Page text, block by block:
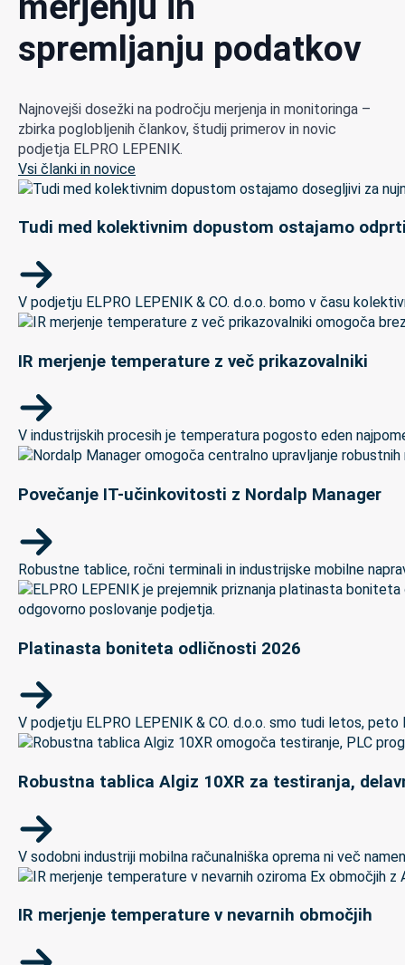
spremljanju podatkov
Najnovejši dosežki na področju merjenja in monitoringa –
zbirka poglobljenih člankov, študij primerov in novic
podjetja ELPRO LEPENIK.
Vsi članki in novice
Tudi med kolektivnim dopustom ostajamo
V podjetju ELPRO LEPENIK & CO. d.o.o. bomo v času
IR merjenje temperature z več prikazovalniki
V industrijskih procesih je temperatura pogosto eden
Povečanje IT-učinkovitosti z Nordalp Manager
Robustne tablice, ročni terminali in industrijske mobilne
Platinasta boniteta odličnosti 2026
V podjetju ELPRO LEPENIK & CO. d.o.o. smo tudi letos,
Robustna tablica Algiz 10XR za testiranja,
V sodobni industriji mobilna računalniška oprema ni več
IR merjenje temperature v nevarnih območjih